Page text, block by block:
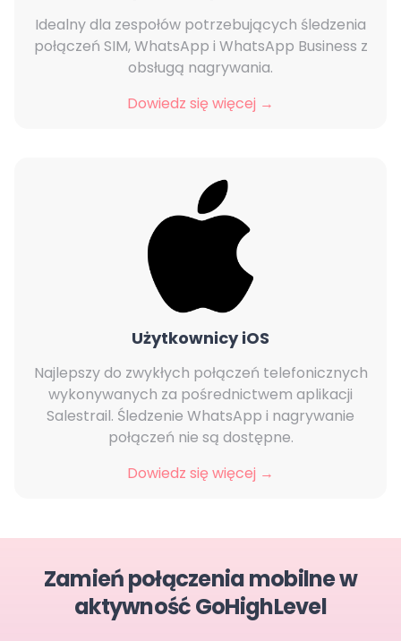
Idealny dla zespołów potrzebujących śledzenia
połączeń SIM, WhatsApp i WhatsApp Business z
obsługą nagrywania.
Dowiedz się więcej →
Użytkownicy iOS
Najlepszy do zwykłych połączeń telefonicznych
wykonywanych za pośrednictwem aplikacji
Salestrail. Śledzenie WhatsApp i nagrywanie
połączeń nie są dostępne.
Dowiedz się więcej →
Zamień połączenia mobilne w
aktywność GoHighLevel